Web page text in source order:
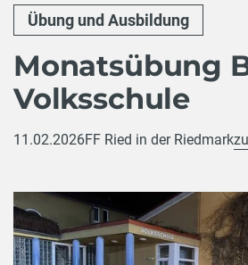
Übung und Ausbildung
Monatsübung
Volksschule
11.02.2026FF Ried in der Riedmark